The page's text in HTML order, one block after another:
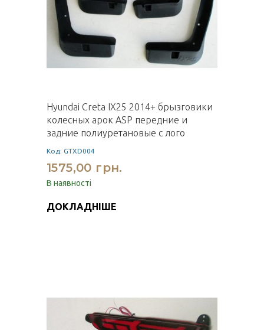
Hyundai Creta IX25 2014+ брызговики
колесных арок ASP передние и
задние полиуретановые с лого
Код: GTXD004
1575,00 грн.
В наявності
ДОКЛАДНІШЕ